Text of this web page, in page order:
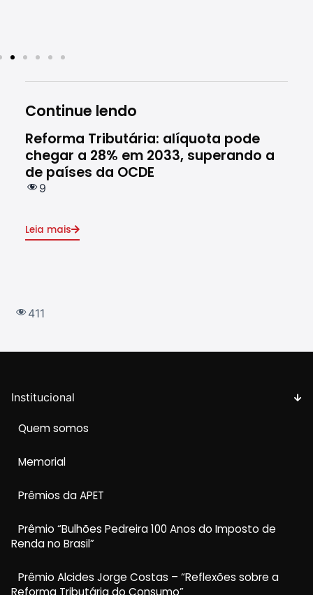
Continue lendo
Reforma Tributária: alíquota pode
chegar a 28% em 2033, superando a
de países da OCDE
9
Leia mais
411
Institucional
Quem somos
Memorial
Prêmios da APET
Prêmio “Bulhões Pedreira 100 Anos do Imposto de
Renda no Brasil”
Prêmio Alcides Jorge Costas – “Reflexões sobre a